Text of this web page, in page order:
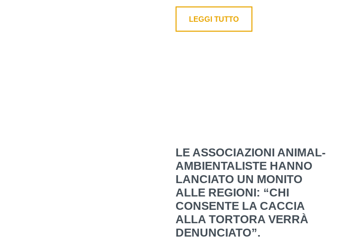
LEGGI TUTTO
LE ASSOCIAZIONI ANIMAL-
AMBIENTALISTE HANNO
LANCIATO UN MONITO
ALLE REGIONI: “CHI
CONSENTE LA CACCIA
ALLA TORTORA VERRÀ
DENUNCIATO”.